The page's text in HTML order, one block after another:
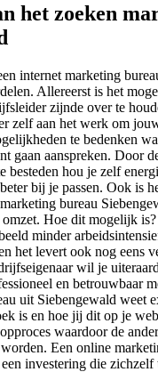
het zoeken
internet marketing
Allereerst is het
zijnde over te
zelf aan het werk om
te bedenken
gaan aanspreken. Door
besteden hou je zelf
bij je passen. Ook is
bureau
Hoe dit mogelijk
minder
het levert ook nog eens
wil je
en betrouwbaar
uit Siebengewald weet
is en hoe jij dit op je
waardoor de
Een online
investering die zichzelf